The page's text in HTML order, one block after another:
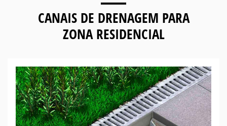
CANAIS DE DRENAGEM PARA
ZONA RESIDENCIAL